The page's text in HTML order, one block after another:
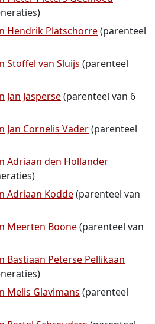
Hendrik Platschorre(parenteel
Stoffel van Sluijs (parenteel
Jasperse(parenteel van 6
Jan Cornelis Vader(parenteel
Adriaan den Hollander
Adriaan Kodde(parenteel van
Meerten Boone(parenteel van
Bastiaan Peterse Pellikaan
Melis Glavimans (parenteel